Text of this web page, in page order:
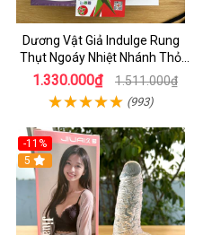
Dương Vật Giả Indulge Rung
Thụt Ngoáy Nhiệt Nhánh Thỏ
Kích Điểm G
1.330.000₫ 1.511.000₫
(993)
-11%
5